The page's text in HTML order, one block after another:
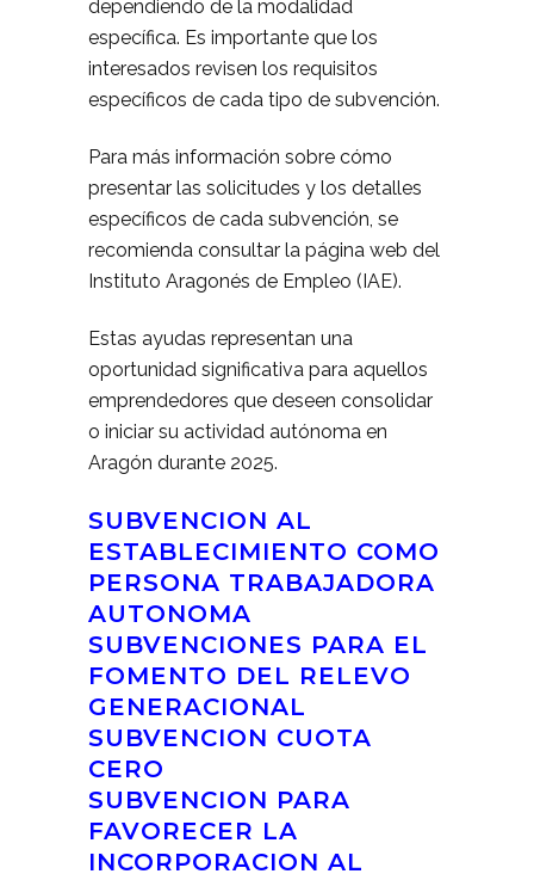
dependiendo de la modalidad
específica. Es importante que los
interesados revisen los requisitos
específicos de cada tipo de subvención.
Para más información sobre cómo
presentar las solicitudes y los detalles
específicos de cada subvención, se
recomienda consultar la página web del
Instituto Aragonés de Empleo (IAE).
Estas ayudas representan una
oportunidad significativa para aquellos
emprendedores que deseen consolidar
o iniciar su actividad autónoma en
Aragón durante 2025.
SUBVENCION AL
ESTABLECIMIENTO COMO
PERSONA TRABAJADORA
AUTONOMA
SUBVENCIONES PARA EL
FOMENTO DEL RELEVO
GENERACIONAL
SUBVENCION CUOTA
CERO
SUBVENCION PARA
FAVORECER LA
INCORPORACION AL